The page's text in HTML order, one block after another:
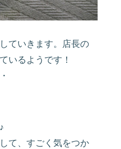
ていきます。店長の
いるようです！
て、すごく気をつか